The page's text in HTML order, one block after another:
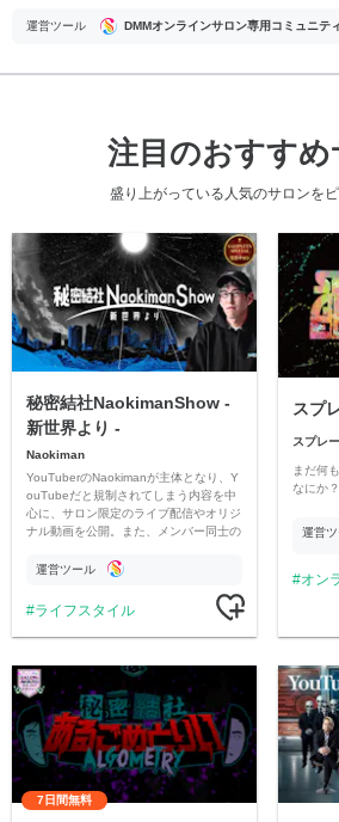
運営ツール DMMオンラインサロン専用コミュニテ
注目のおすすめ
盛り上がっている人気のサロンをピ
秘密結社NaokimanShow -
新世界より -
Naokiman
YouTuberのNaokimanが主体となり、Y
ouTubeだと規制されてしまう内容を中
心に、サロン限定のライブ配信やオリジ
ナル動画を公開。また、メンバー同士の
ただいています。
運営ツール
ライフスタイル
スプ
スプレ
まだ何
なにか
運営
オン
7日間無料